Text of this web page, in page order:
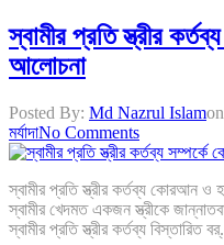
স্বামীর প্রতি স্ত্রীর
আলোচনা
Posted By: Md Nazrul Islam
মর্যাদাNo Comments
স্বামীর প্রতি স্ত্রীর কর্তব্য কোরআন ও
স্বামীর খেদমত একজন স্ত্রীকে
স্বামীর প্রতি স্ত্রীর কর্তব্য বিস্তারিত